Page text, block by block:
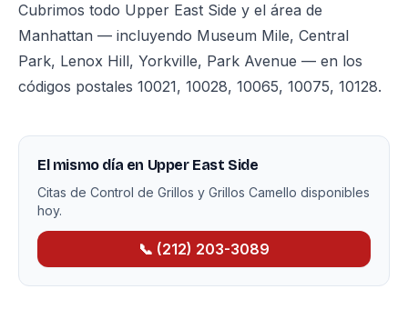
Cubrimos todo Upper East Side y el área de
Manhattan — incluyendo Museum Mile, Central
Park, Lenox Hill, Yorkville, Park Avenue — en los
códigos postales 10021, 10028, 10065, 10075, 10128.
El mismo día en Upper East Side
Citas de Control de Grillos y Grillos Camello disponibles
hoy.
📞 (212) 203-3089